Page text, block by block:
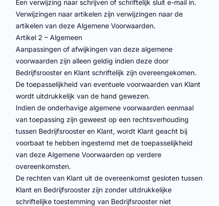
Een verwijzing naar schrijven of schriftelijk sluit e-mail in.
Verwijzingen naar artikelen zijn verwijzingen naar de
artikelen van deze Algemene Voorwaarden.
Artikel 2 – Algemeen
Aanpassingen of afwijkingen van deze algemene
voorwaarden zijn alleen geldig indien deze door
Bedrijfsrooster en Klant schriftelijk zijn overeengekomen.
De toepasselijkheid van eventuele voorwaarden van Klant
wordt uitdrukkelijk van de hand gewezen.
Indien de onderhavige algemene voorwaarden eenmaal
van toepassing zijn geweest op een rechtsverhouding
tussen Bedrijfsrooster en Klant, wordt Klant geacht bij
voorbaat te hebben ingestemd met de toepasselijkheid
van deze Algemene Voorwaarden op verdere
overeenkomsten.
De rechten van Klant uit de overeenkomst gesloten tussen
Klant en Bedrijfsrooster zijn zonder uitdrukkelijke
schriftelijke toestemming van Bedrijfsrooster niet